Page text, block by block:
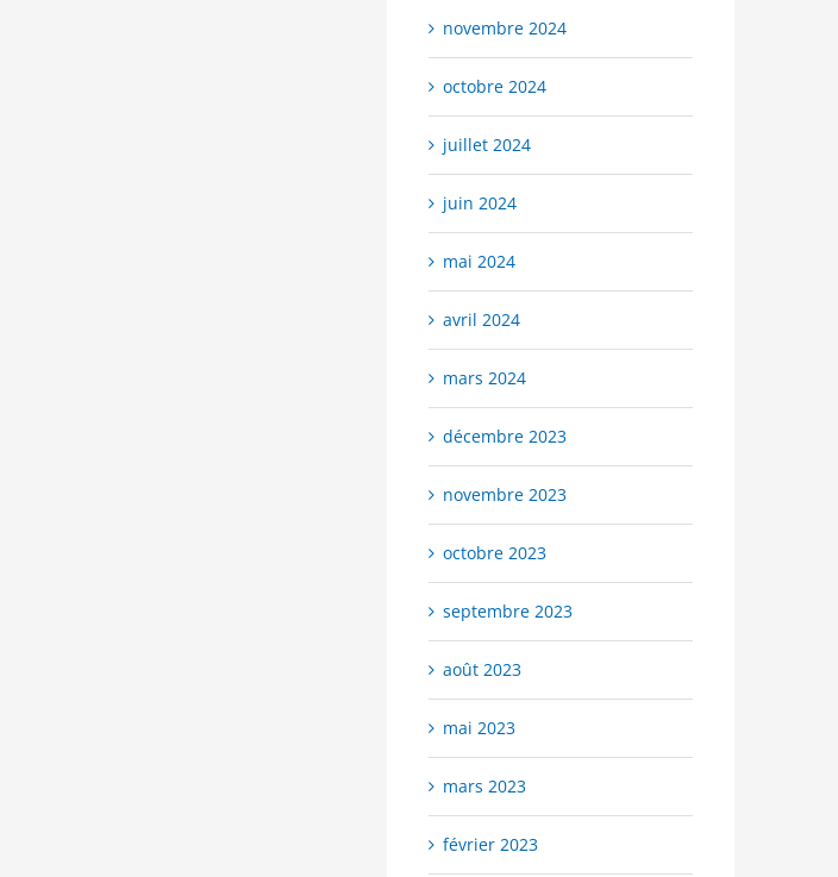
novembre 2024
octobre 2024
juillet 2024
juin 2024
mai 2024
avril 2024
mars 2024
décembre 2023
novembre 2023
octobre 2023
septembre 2023
août 2023
mai 2023
mars 2023
février 2023